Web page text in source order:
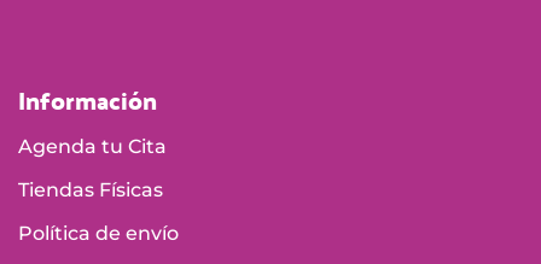
Información
Agenda tu Cita
Tiendas Físicas
Política de envío